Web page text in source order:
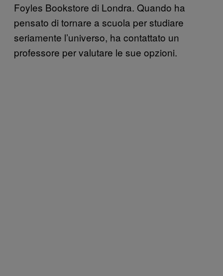
Foyles Bookstore di Londra. Quando ha
pensato di tornare a scuola per studiare
seriamente l’universo, ha contattato un
professore per valutare le sue opzioni.